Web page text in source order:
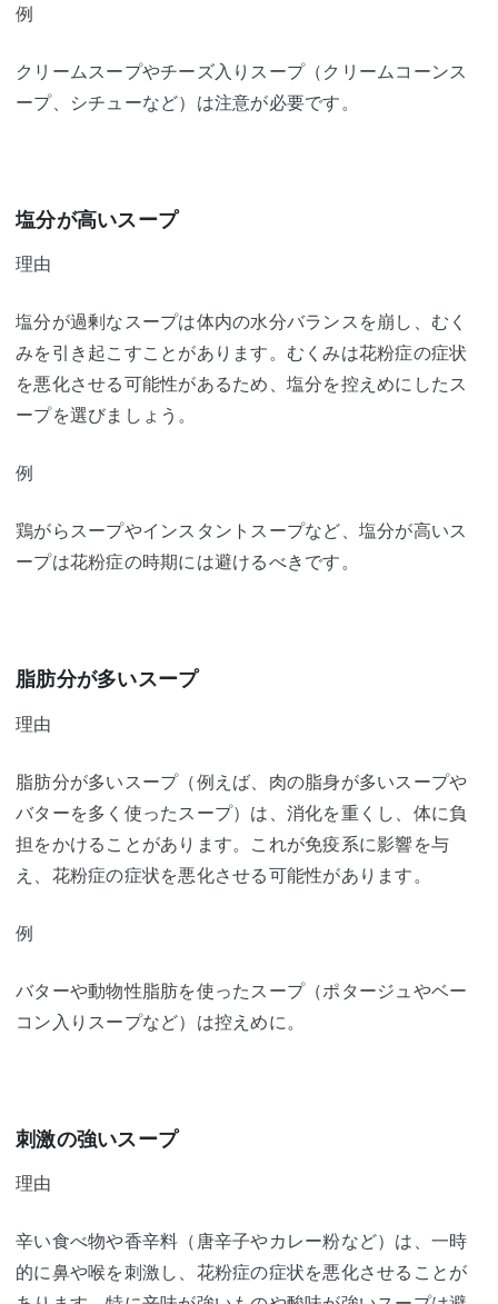
例
クリームスープやチーズ入りスープ（クリームコーンス
ープ、シチューなど）は注意が必要です。
塩分が高いスープ
理由
塩分が過剰なスープは体内の水分バランスを崩し、むく
みを引き起こすことがあります。むくみは花粉症の症状
を悪化させる可能性があるため、塩分を控えめにしたス
ープを選びましょう。
例
鶏がらスープやインスタントスープなど、塩分が高いス
ープは花粉症の時期には避けるべきです。
脂肪分が多いスープ
理由
脂肪分が多いスープ（例えば、肉の脂身が多いスープや
バターを多く使ったスープ）は、消化を重くし、体に負
担をかけることがあります。これが免疫系に影響を与
え、花粉症の症状を悪化させる可能性があります。
例
バターや動物性脂肪を使ったスープ（ポタージュやベー
コン入りスープなど）は控えめに。
刺激の強いスープ
理由
辛い食べ物や香辛料（唐辛子やカレー粉など）は、一時
的に鼻や喉を刺激し、花粉症の症状を悪化させることが